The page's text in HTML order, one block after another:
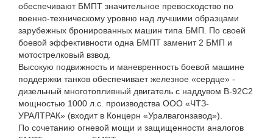
обеспечивают БМПТ значительное превосходство по
военно-техническому уровню над лучшими образцами
зарубежных бронированных машин типа БМП. По своей
боевой эффективности одна БМПТ заменит 2 БМП и
мотострелковый взвод.
Высокую подвижность и маневренность боевой машине
поддержки танков обеспечивает железное «сердце» -
дизельный многотопливный двигатель с наддувом В-92С2
мощностью 1000 л.с. производства ООО «ЧТЗ-
УРАЛТРАК» (входит в Концерн «Уралвагонзавод»).
По сочетанию огневой мощи и защищенности аналогов